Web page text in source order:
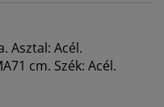
Asztal: Acél.
cm. Szék: Acél.
böngészési